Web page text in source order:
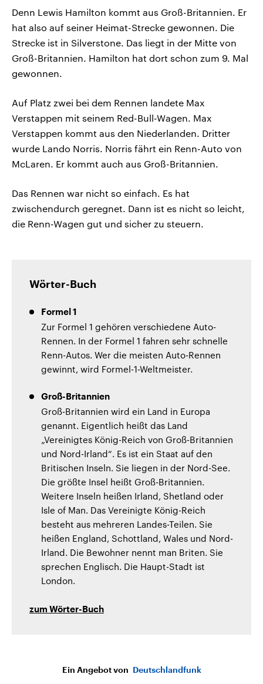
Denn Lewis Hamilton kommt aus Groß-Britannien. Er
hat also auf seiner Heimat-Strecke gewonnen. Die
Strecke ist in Silverstone. Das liegt in der Mitte von
Groß-Britannien. Hamilton hat dort schon zum 9. Mal
gewonnen.
Auf Platz zwei bei dem Rennen landete Max
Verstappen mit seinem Red-Bull-Wagen. Max
Verstappen kommt aus den Niederlanden. Dritter
wurde Lando Norris. Norris fährt ein Renn-Auto von
McLaren. Er kommt auch aus Groß-Britannien.
Das Rennen war nicht so einfach. Es hat
zwischendurch geregnet. Dann ist es nicht so leicht,
die Renn-Wagen gut und sicher zu steuern.
Wörter-Buch
Formel 1
Zur Formel 1 gehören verschiedene Auto-
Rennen. In der Formel 1 fahren sehr schnelle
Renn-Autos. Wer die meisten Auto-Rennen
gewinnt, wird Formel-1-Weltmeister.
Groß-Britannien
Groß-Britannien wird ein Land in Europa
genannt. Eigentlich heißt das Land
„Vereinigtes König-Reich von Groß-Britannien
und Nord-Irland“. Es ist ein Staat auf den
Britischen Inseln. Sie liegen in der Nord-See.
Die größte Insel heißt Groß-Britannien.
Weitere Inseln heißen Irland, Shetland oder
Isle of Man. Das Vereinigte König-Reich
besteht aus mehreren Landes-Teilen. Sie
heißen England, Schottland, Wales und Nord-
Irland. Die Bewohner nennt man Briten. Sie
sprechen Englisch. Die Haupt-Stadt ist
London.
zum Wörter-Buch
Ein Angebot von Deutschlandfunk